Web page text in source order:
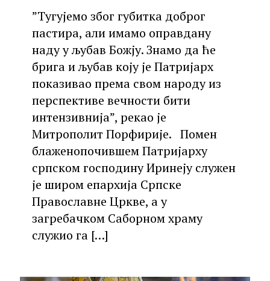
”Тугујемо због губитка доброг
пастира, али имамо оправдану
наду у љубав Божју. Знамо да ће
брига и љубав коју је Патријарх
показивао према свом народу из
перспективе вечности бити
интензивнија”, рекао је
Митрополит Порфирије. Помен
блаженопочившем Патријарху
српском господину Иринеју служен
је широм епархија Српске
Православне Цркве, а у
загребачком Саборном храму
служио га […]